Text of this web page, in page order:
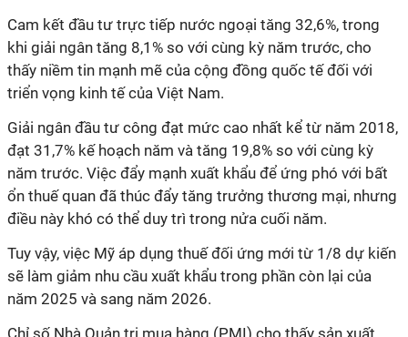
Cam kết đầu tư trực tiếp nước ngoại tăng 32,6%, trong
khi giải ngân tăng 8,1% so với cùng kỳ năm trước, cho
thấy niềm tin mạnh mẽ của cộng đồng quốc tế đối với
triển vọng kinh tế của Việt Nam.
Giải ngân đầu tư công đạt mức cao nhất kể từ năm 2018,
đạt 31,7% kế hoạch năm và tăng 19,8% so với cùng kỳ
năm trước. Việc đẩy mạnh xuất khẩu để ứng phó với bất
ổn thuế quan đã thúc đẩy tăng trưởng thương mại, nhưng
điều này khó có thể duy trì trong nửa cuối năm.
Tuy vậy, việc Mỹ áp dụng thuế đối ứng mới từ 1/8 dự kiến
sẽ làm giảm nhu cầu xuất khẩu trong phần còn lại của
năm 2025 và sang năm 2026.
Chỉ số Nhà Quản trị mua hàng (PMI) cho thấy sản xuất